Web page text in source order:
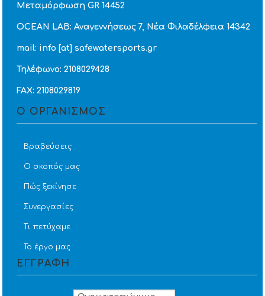
Μεταμόρφωση GR 14452
OCEAN LAB: Αναγεννήσεως 7, Νέα Φιλαδέλφεια 14342
mail: info [at] safewatersports.gr
Τηλέφωνο: 2108029428
FAX: 2108029819
Ο ΟΡΓΑΝΙΣΜΟΣ
Βραβεύσεις
Ο σκοπός μας
Πώς ξεκίνησε
Συνεργασίες
Τι πετύχαμε
Το έργο μας
ΕΓΓΡΑΦΗ